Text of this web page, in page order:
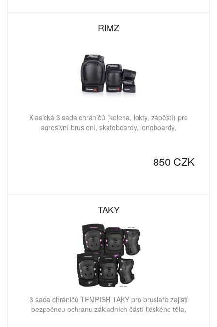
RIMZ
Klasická 3 sada chráničů (kolena, lokty, zápěstí) pro
agresivní bruslení, skateboardy, longboardy,
850 CZK
TAKY
3 sada chráničů TEMPISH TAKY pro bruslaře zajistí
bezpečnou ochranu základních částí lidského těla,